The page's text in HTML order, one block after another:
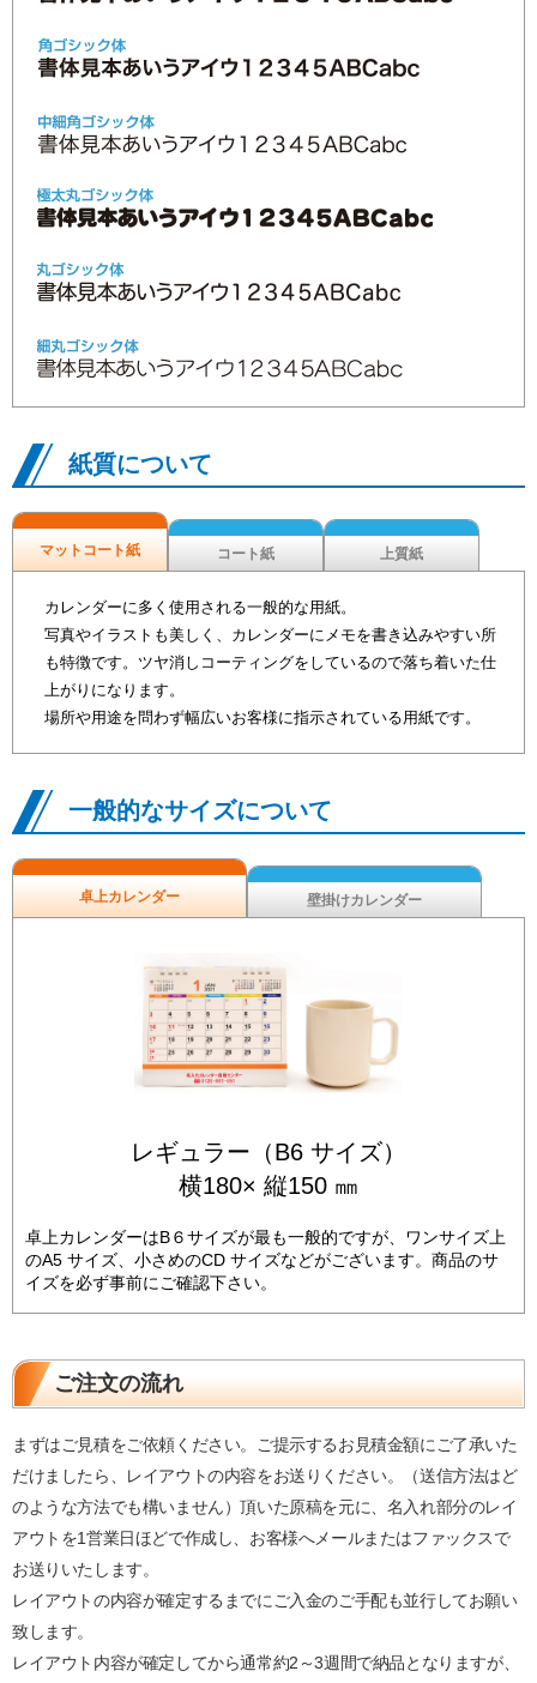
紙質について
マットコート紙 コート紙 上質紙
カレンダーに多く使用される一般的な用紙。
写真やイラストも美しく、カレンダーにメモを書き込みやすい所
も特徴です。ツヤ消しコーティングをしているので落ち着いた仕
上がりになります。
場所や用途を問わず幅広いお客様に指示されている用紙です。
一般的なサイズについて
卓上カレンダー 壁掛けカレンダー
レギュラー（B6 サイズ）
横180× 縦150 ㎜
卓上カレンダーはB６サイズが最も一般的ですが、ワンサイズ上
のA5 サイズ、小さめのCD サイズなどがございます。商品のサ
イズを必ず事前にご確認下さい。
ご注文の流れ
まずはご見積をご依頼ください。ご提示するお見積金額にご了承いた
だけましたら、レイアウトの内容をお送りください。（送信方法はど
のような方法でも構いません）頂いた原稿を元に、名入れ部分のレイ
アウトを1営業日ほどで作成し、お客様へメールまたはファックスで
お送りいたします。
レイアウトの内容が確定するまでにご入金のご手配も並行してお願い
致します。
レイアウト内容が確定してから通常約2～3週間で納品となりますが、